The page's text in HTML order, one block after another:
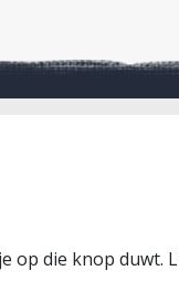
op die knop duwt.